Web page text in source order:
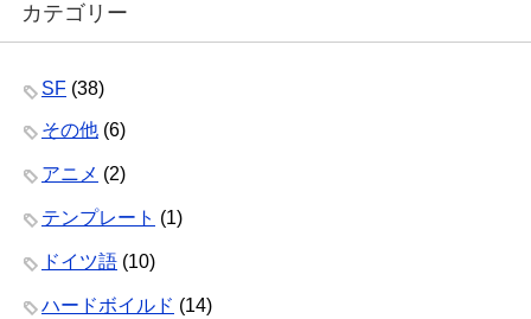
カテゴリー
SF (38)
その他 (6)
アニメ (2)
テンプレート (1)
ドイツ語 (10)
ハードボイルド (14)